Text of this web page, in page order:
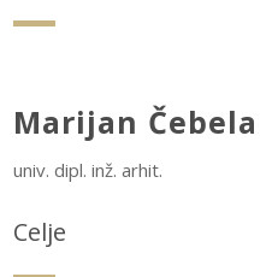
Marijan Čebela
univ. dipl. inž. arhit.
Celje